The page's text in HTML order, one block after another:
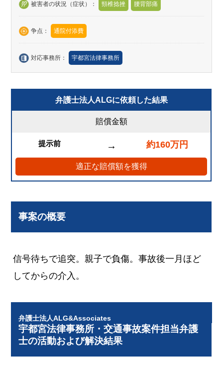
被害者の状況（症状）： 頸椎捻挫 腰背部痛
争点： 通院付添費
対応事務所： 宇都宮法律事務所
弁護士法人ALGに依頼した結果
賠償金額
提示前 → 約160万円
適正な賠償額を獲得
事案の概要
信号待ちで追突。親子で負傷。事故後一月ほど
してからの介入。
弁護士法人ALG&Associates
宇都宮法律事務所・交通事故案件担当弁護
士の活動および解決結果